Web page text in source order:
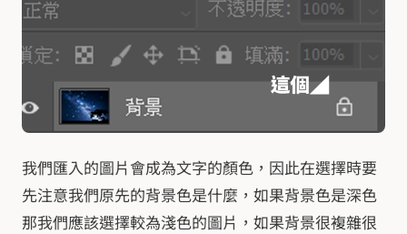
我們匯入的圖片會成為文字的顏色，因此在選擇時要
先注意我們原先的背景色是什麼，如果背景色是深色
那我們應該選擇較為淺色的圖片，如果背景很複雜很